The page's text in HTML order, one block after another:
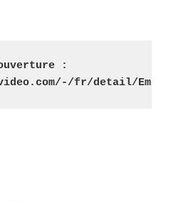
:
fr/detail/Embrace/